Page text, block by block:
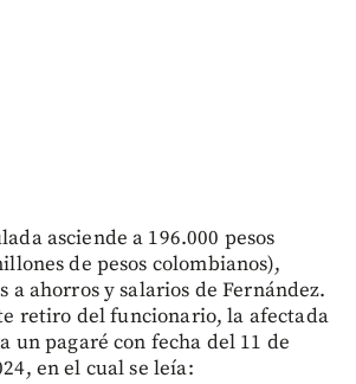
asciende a 196.000 pesos
de pesos colombianos),
a ahorros y salarios de Fernández.
retiro del funcionario, la afectada
un pagaré con fecha del 11 de
en el cual se leía: